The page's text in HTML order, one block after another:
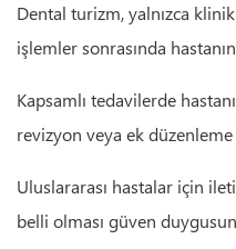
Dental turizm, yalnızca
işlemler sonrasında
Kapsamlı tedavilerde
revizyon veya ek
Uluslararası hastalar için
belli olması güven